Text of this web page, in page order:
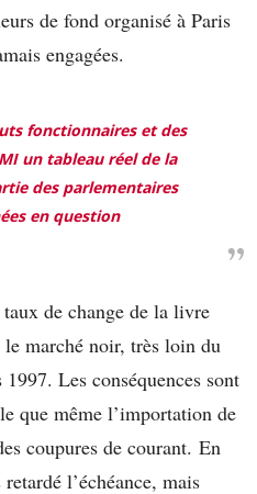
de fond organisé à Paris
engagées.
fonctionnaires et des
un tableau réel de la
des parlementaires
en question
de change de la livre
marché noir, très loin du
Les conséquences sont
que même l’importation de
coupures de courant. En
l’échéance, mais